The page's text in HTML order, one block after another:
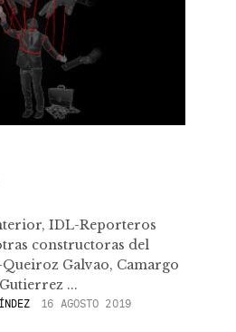
IDL-Reporteros
constructoras del
Galvao, Camargo
...
16 AGOSTO 2019